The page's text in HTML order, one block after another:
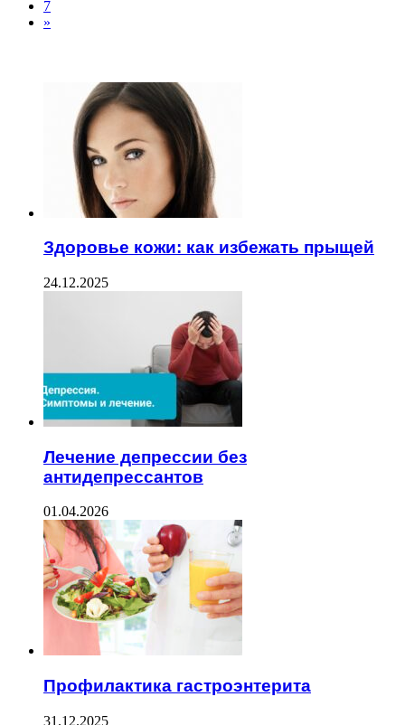
7
»
Здоровье кожи: как избежать прыщей
24.12.2025
Лечение депрессии без
антидепрессантов
01.04.2026
Профилактика гастроэнтерита
31.12.2025